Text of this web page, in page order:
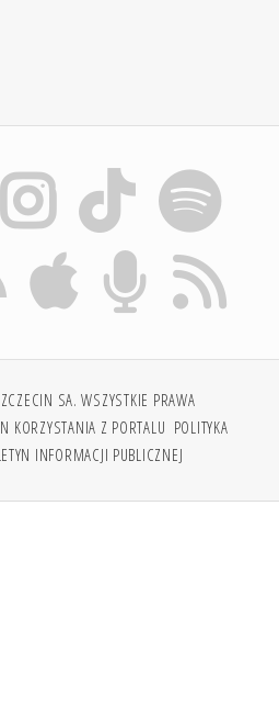
SA. WSZYSTKIE PRAWA
KORZYSTANIA Z PORTALU POLITYKA
INFORMACJI PUBLICZNEJ